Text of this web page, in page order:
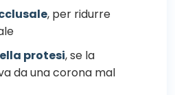
, per ridurre
protesi, se la
da una corona mal